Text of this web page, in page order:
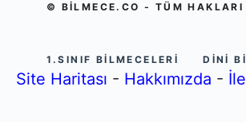
© BILMECE.CO - TÜM HAKLARI
1.SINIF BILMECELERI DINI
Site Haritası - Hakkımızda -